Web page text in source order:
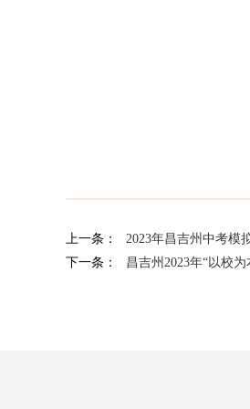
上一条：
2023年昌吉州中考模
下一条：
昌吉州2023年“以校